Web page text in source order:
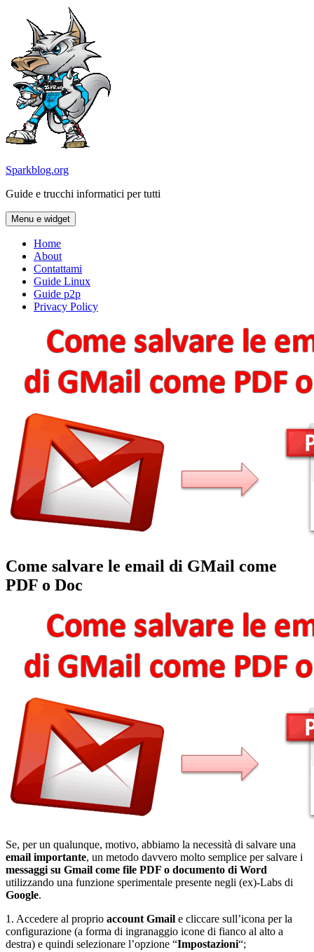
contenuto
Sparkblog.org
Guide e trucchi informatici per tutti
Menu e widget
Home
About
Contattami
Guide Linux
Guide p2p
Privacy Policy
Come salvare le email di GMail come
PDF o Doc
Se, per un qualunque, motivo, abbiamo la necessità di salvare una
email importante, un metodo davvero molto semplice per salvare i
messaggi su Gmail come file PDF o documento di Word
utilizzando una funzione sperimentale presente negli (ex)-Labs di
Google.
1. Accedere al proprio account Gmail e cliccare sull’icona per la
configurazione (a forma di ingranaggio icone di fianco al alto a
destra) e quindi selezionare l’opzione “Impostazioni“;